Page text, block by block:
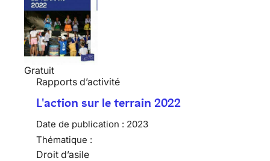
Gratuit
Rapports d’activité
L'action sur le terrain 2022
Date de publication : 2023
Thématique :
Droit d’asile